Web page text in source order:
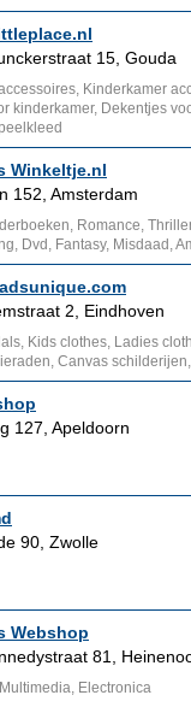
15, Gouda
Kinderkamer
kinderkamer, Dekentjes
Winkeltje.nl
152, Amsterdam
Romance,
Dvd, Fantasy, Misdaad,
2, Eindhoven
Kids clothes, Ladies
Canvas
127, Apeldoorn
90, Zwolle
Webshop
81,
Electronica